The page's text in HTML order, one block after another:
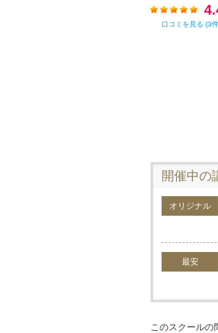
口コミを見る (3
開催中の
オリジナル
最安
このスクールの